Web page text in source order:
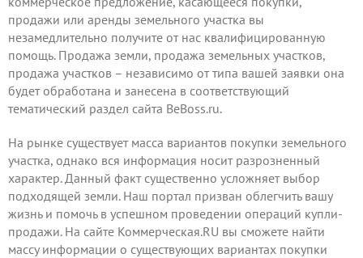
продажи или аренды земельного участка вы
незамедлительно получите от нас квалифицированную
помощь. Продажа земли, продажа земельных участков,
продажа участков – независимо от типа вашей заявки она
будет обработана и занесена в соответствующий
тематический раздел сайта BeBoss.ru.
На рынке существует масса вариантов покупки земельного
участка, однако вся информация носит разрозненный
характер. Данный факт существенно усложняет выбор
подходящей земли. Наш портал призван облегчить вашу
жизнь и помочь в успешном проведении операций купли-
продажи. На сайте Коммерческая.RU вы сможете найти
массу информации о существующих вариантах покупки